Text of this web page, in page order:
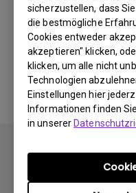
sicherzustellen, dass
die bestmögliche
Cookies entweder
akzeptieren" klicken,
klicken, um alle nicht
Technologien
Einstellungen hier
Informationen finden
in unserer
Keine